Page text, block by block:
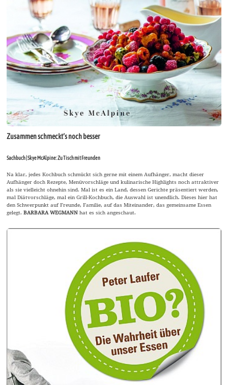
Zusammen schmeckt’s noch besser
Sachbuch | Skye McAlpine: Zu Tisch mit Freunden
Na klar, jedes Kochbuch schmückt sich gerne mit einem Aufhänger, macht dieser
Aufhänger doch Rezepte, Menüvorschläge und kulinarische Highlights noch attraktiver
als sie vielleicht ohnehin sind. Mal ist es ein Land, dessen Gerichte präsentiert werden,
mal Diätvorschläge, mal ein Grill-Kochbuch, die Auswahl ist unendlich. Dieses hier hat
den Schwerpunkt auf Freunde, Familie, auf das Miteinander, das gemeinsame Essen
gelegt.BARBARA WEGMANNhat es sich angeschaut.